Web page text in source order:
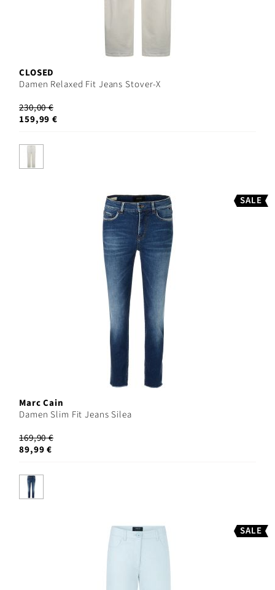
CLOSED
Damen Relaxed Fit Jeans Stover-X
230,00 €
159,99 €
SALE
Marc Cain
Damen Slim Fit Jeans Silea
169,90 €
89,99 €
SALE